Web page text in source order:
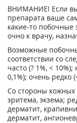
ВНИМАНИЕ! Если
препарата ваше
какие-то побочные
очно к врачу,
Возможные
соответствии со
часто (? 1%, < 10%);
0,1%); очень редко
Со стороны кожных
эритема, экзема;
дерматит,
дерматит,